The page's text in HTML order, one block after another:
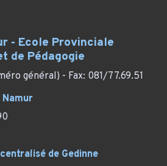
- Ecole Provinciale
de Pédagogie
général) - Fax: 081/77.69.51
Namur
de Gedinne